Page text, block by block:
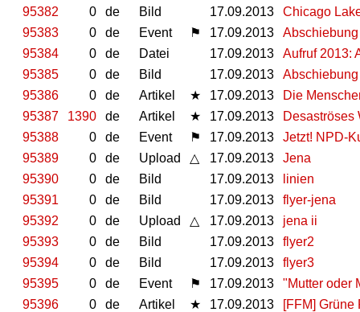
95382 0 de Bild 17.09.2013
Chicago
95383
0 de Event ⚑ 17.09.2013
95384
0 de Datei 17.09.2013
Aufruf 2013:
95385
0 de Bild 17.09.2013
Abschiebung
95386
0 de Artikel ★ 17.09.2013
Die
95387
1390 de Artikel ★ 17.09.2013
Desaströses
95388
0 de Event ⚑ 17.09.2013
Jetzt! NPD-
95389
0 de Upload △ 17.09.2013
Jena
95390
0 de Bild 17.09.2013
linien
95391
0 de Bild 17.09.2013
flyer-jena
95392
0 de Upload △ 17.09.2013
jena ii
95393
0 de Bild 17.09.2013
flyer2
95394
0 de Bild 17.09.2013
flyer3
95395
0 de Event ⚑ 17.09.2013
"Mutter oder
95396
0 de Artikel ★ 17.09.2013
[FFM] Grüne